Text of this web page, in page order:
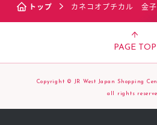
トップ カネコオプチカル 金
PAGE TOP
Copyright © JR West Japan Shopping
all rights